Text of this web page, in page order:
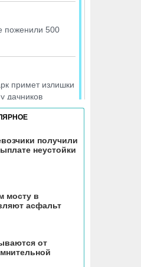
поженили 500
примет излишки
дачников
и солидные
с
надвигается
получили
неустойки
мосту в
асфальт
от